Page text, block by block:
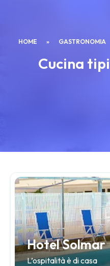
HOME » GASTRONOMIA
Cucina
Hotel Solmar
L’ospitalità è di casa